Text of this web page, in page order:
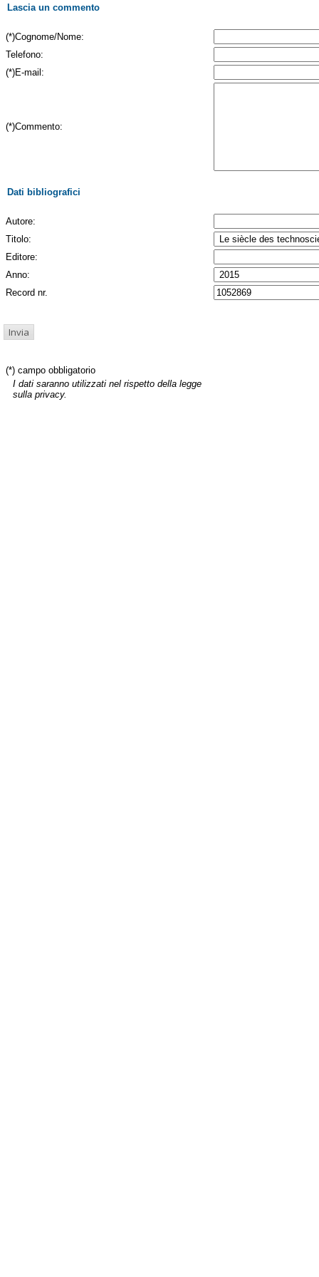
Lascia un commento
(*)Cognome/Nome:
Telefono:
(*)E-mail:
(*)Commento:
Dati bibliografici
Autore:
Titolo:
Editore:
Anno:
Record nr.
(*) campo obbligatorio
I dati saranno utilizzati nel rispetto della legge
sulla privacy.